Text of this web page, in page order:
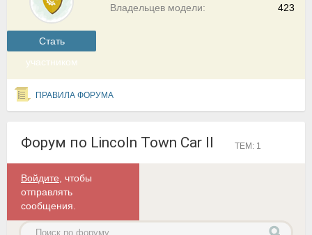
Cтать
участником
423
Владельцев модели:
ПРАВИЛА ФОРУМА
Форум по Lincoln Town Car II ТЕМ: 1
Войдите , чтобы
отправлять
сообщения.